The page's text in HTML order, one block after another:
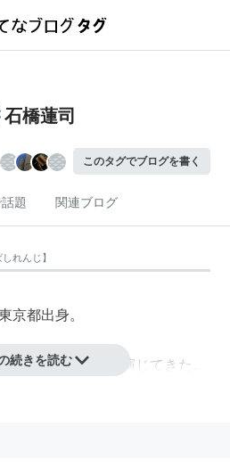
石橋蓮司
このタグでブログを書く
題 関連ブログ
しれんじ 】
京都出身。
て、主に悪役を演じてきた。
続きを読む